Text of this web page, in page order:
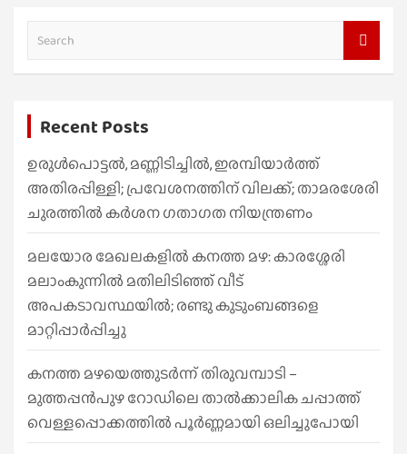
a
h
Recent Posts
ഉരുൾപൊട്ടൽ, മണ്ണിടിച്ചിൽ, ഇരമ്പിയാര്‍ത്ത്
അതിരപ്പിള്ളി; പ്രവേശനത്തിന് വിലക്ക്; താമരശേരി
ചുരത്തില്‍ കര്‍ശന ഗതാഗത നിയന്ത്രണം
മലയോര മേഖലകളിൽ കനത്ത മഴ: കാരശ്ശേരി
മലാംകുന്നിൽ മതിലിടിഞ്ഞ് വീട്
അപകടാവസ്ഥയിൽ; രണ്ടു കുടുംബങ്ങളെ
മാറ്റിപ്പാർപ്പിച്ചു
കനത്ത മഴയെത്തുടർന്ന് തിരുവമ്പാടി –
മുത്തപ്പൻപുഴ റോഡിലെ താൽക്കാലിക ചപ്പാത്ത്
വെള്ളപ്പൊക്കത്തിൽ പൂർണ്ണമായി ഒലിച്ചുപോയി